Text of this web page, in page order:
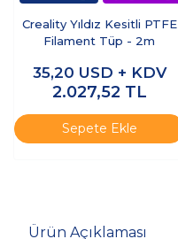
Creality Yıldız Kesitli PTFE
Filament Tüp - 2m
35,20 USD + KDV
2.027,52 TL
Sepete Ekle
Ürün Açıklaması